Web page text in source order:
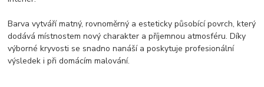
Barva vytváří matný, rovnoměrný a esteticky působící povrch, který
dodává místnostem nový charakter a příjemnou atmosféru. Díky
výborné kryvosti se snadno nanáší a poskytuje profesionální
výsledek i při domácím malování.